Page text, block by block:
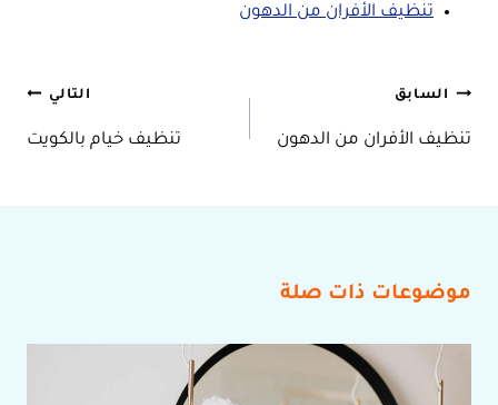
تنظيف الأفران من الدهون
تصفّح
المقالات
السابق
تنظيف الأفران من الدهون
التالي
تنظيف خيام بالكويت
موضوعات ذات صلة